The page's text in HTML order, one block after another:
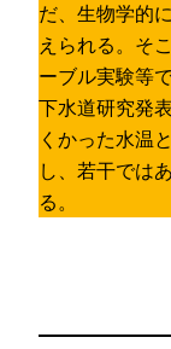
だ、生物学的
えられる。そ
ーブル実験等
下水道研究発
くかった水温
し、若干では
る。